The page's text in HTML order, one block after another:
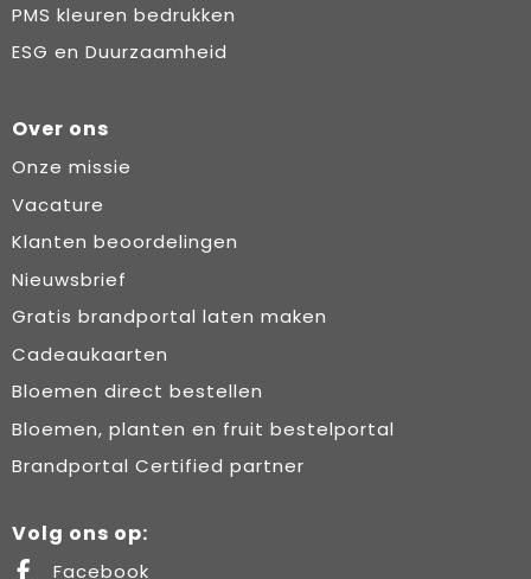
PMS kleuren bedrukken
ESG en Duurzaamheid
Over ons
Onze missie
Vacature
Klanten beoordelingen
Nieuwsbrief
Gratis brandportal laten maken
Cadeaukaarten
Bloemen direct bestellen
Bloemen, planten en fruit bestelportal
Brandportal Certified partner
Volg ons op:
Facebook